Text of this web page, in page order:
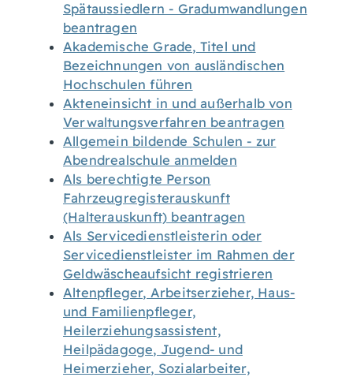
Spätaussiedlern - Gradumwandlungen
beantragen
Akademische Grade, Titel und
Bezeichnungen von ausländischen
Hochschulen führen
Akteneinsicht in und außerhalb von
Verwaltungsverfahren beantragen
Allgemein bildende Schulen - zur
Abendrealschule anmelden
Als berechtigte Person
Fahrzeugregisterauskunft
(Halterauskunft) beantragen
Als Servicedienstleisterin oder
Servicedienstleister im Rahmen der
Geldwäscheaufsicht registrieren
Altenpfleger, Arbeitserzieher, Haus-
und Familienpfleger,
Heilerziehungsassistent,
Heilpädagoge, Jugend- und
Heimerzieher, Sozialarbeiter,